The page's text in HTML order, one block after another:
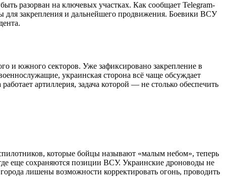
разорван на ключевых участках. Как сообщает Telegram-
для закрепления и дальнейшего продвижения. Боевики ВСУ
и южного секторов. Уже зафиксировано закрепление в
украинская сторона всё чаще обсуждает
артиллерия, задача которой — не столько обеспечить
которые бойцы называют «малым небом», теперь
еще сохраняются позиции ВСУ. Украинские дроноводы не
лишены возможности корректировать огонь, проводить